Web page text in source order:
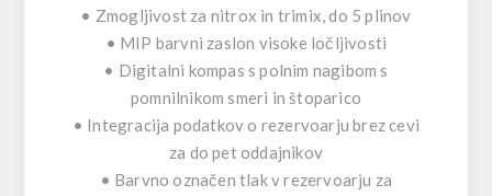
• Zmogljivost za nitrox in trimix, do 5 plinov
• MIP barvni zaslon visoke ločljivosti
• Digitalni kompas s polnim nagibom s
pomnilnikom smeri in štoparico
• Integracija podatkov o rezervoarju brez cevi
za do pet oddajnikov
• Barvno označen tlak v rezervoarju za